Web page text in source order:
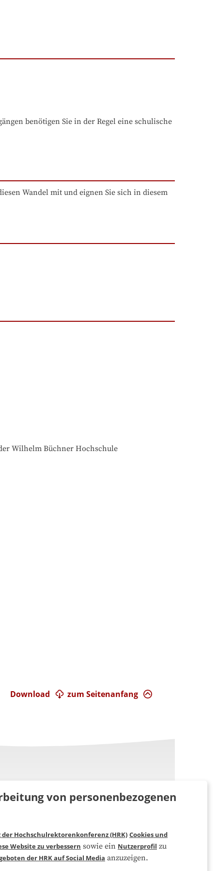
benötigen Sie in der Regel eine schulische
Wandel mit und eignen Sie sich in diesem
zum Seitenanfang
Download
Folgen Sie uns
von personenbezogenen
Hochschulrektorenkonferenz (HRK) Cookies und
Website zu verbessern sowie ein Nutzerprofil zu
der HRK auf Social Media anzuzeigen.